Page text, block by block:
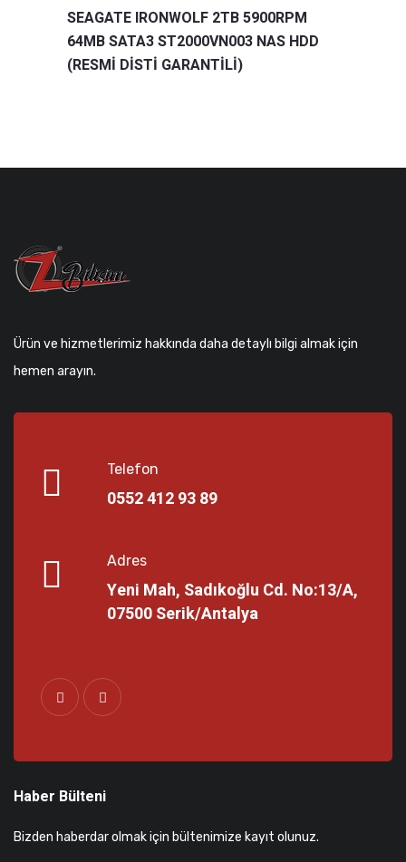
SEAGATE IRONWOLF 2TB 5900RPM
64MB SATA3 ST2000VN003 NAS HDD
(RESMİ DİSTİ GARANTİLİ)
Ürün ve hizmetlerimiz hakkında daha detaylı bilgi almak için
hemen arayın.
Telefon
0552 412 93 89
Adres
Yeni Mah, Sadıkoğlu Cd. No:13/A,
07500 Serik/Antalya
Haber Bülteni
Bizden haberdar olmak için bültenimize kayıt olunuz.